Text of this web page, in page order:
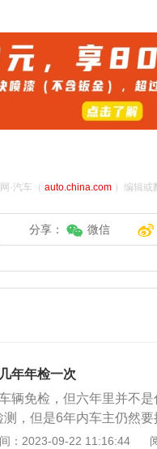
·汽车（ auto.china.com）编辑或
分享： 微信
年年检一次
辆免检，但六年里并不
测，但是6年内车主仍然
大队、中队，申领机动车
：2023-09-22 11:16:44